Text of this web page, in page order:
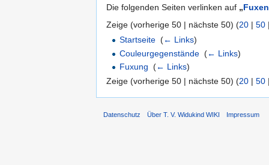
Die folgenden Seiten verlinken auf „
Zeige (vorherige 50 | nächste 50) (20 | 50
Startseite (← Links)
Couleurgegenstände (← Links)
Fuxung
(← Links)
Zeige (vorherige 50 | nächste 50) (20 | 50
Datenschutz Über T. V. Widukind WIKI Impressum